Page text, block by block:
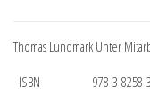
Thomas Lundmark Unter
ISBN
978-3-8258-